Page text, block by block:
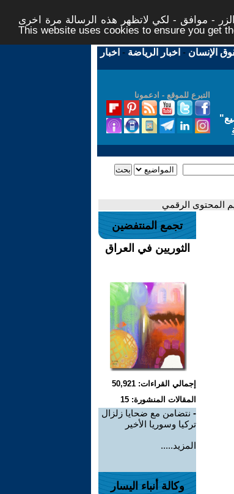
- موافق - لكي لاتظهر هذه الرسالة مرة اخرى -
This website uses cookies to ensure you get
الإنسان - اخبار الرياضة - اخبار
التبرع للموقع - ادعمونا
"
المحتوى الرقمي
تجمع المنتفضين
الثوريين في العراق
إجمالي القراءات: 50,921
المقالات المنشورة: 15
- نتضامن مع ضحايا زلزال
تركيا وسوريا الأخير
المزيد.....
وكالة أنباء اليسار